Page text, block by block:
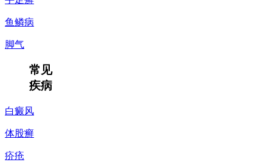
鱼鳞病
脚气
常见
疾病
白癜风
体股癣
疥疮